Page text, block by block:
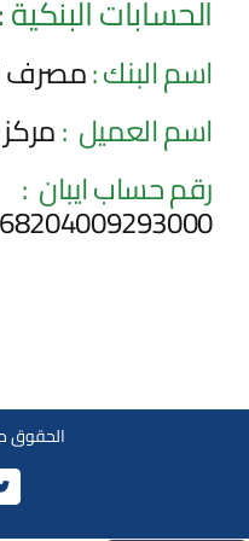
الحسابات البنكية :
اسم البنك :مصرف
اسم العميل :
رقم حساب ايبان :
الحقوق